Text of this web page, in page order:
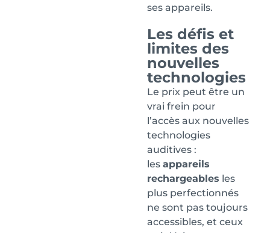
ses appareils.
Les défis et
limites des
nouvelles
technologies
Le prix peut être un
vrai frein pour
l’accès aux nouvelles
technologies
auditives :
les appareils
rechargeables les
plus perfectionnés
ne sont pas toujours
accessibles, et ceux